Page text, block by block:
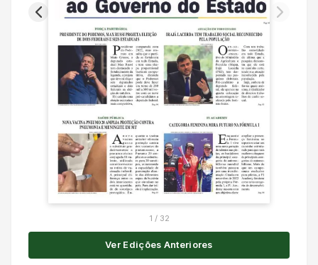
1 / 32
Ver Edições Anteriores